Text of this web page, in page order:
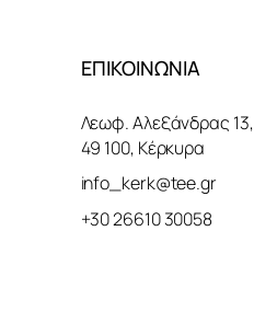
ΕΠΙΚΟΙΝΩΝΙΑ
Λεωφ. Αλεξάνδρας 13,
49 100, Κέρκυρα
info_kerk@tee.gr
+30 26610 30058